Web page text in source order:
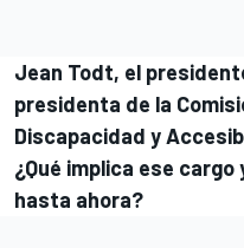
Jean Todt, el
presidenta de la
Discapacidad y
¿Qué implica ese
hasta ahora?